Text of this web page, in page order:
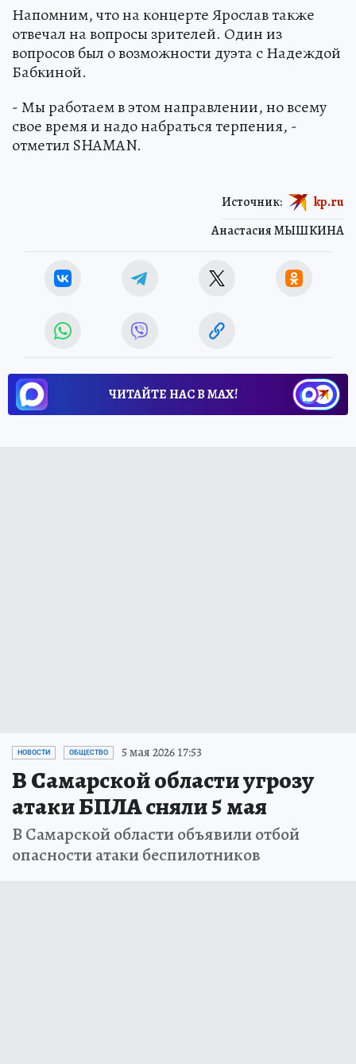
Напомним, что на концерте Ярослав также
отвечал на вопросы зрителей. Один из
вопросов был о возможности дуэта с Надеждой
Бабкиной.
- Мы работаем в этом направлении, но всему
свое время и надо набраться терпения, -
отметил SHAMAN.
Анастасия МЫШКИНА
Источник: kp.ru
ЧИТАЙТЕ НАС В МАХ!
НОВОСТИ ОБЩЕСТВО 5 мая 2026 17:53
В Самарской области угрозу
атаки БПЛА сняли 5 мая
В Самарской области объявили отбой
опасности атаки беспилотников